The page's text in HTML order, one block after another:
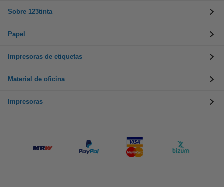
Sobre 123tinta
Papel
Impresoras de etiquetas
Material de oficina
Impresoras